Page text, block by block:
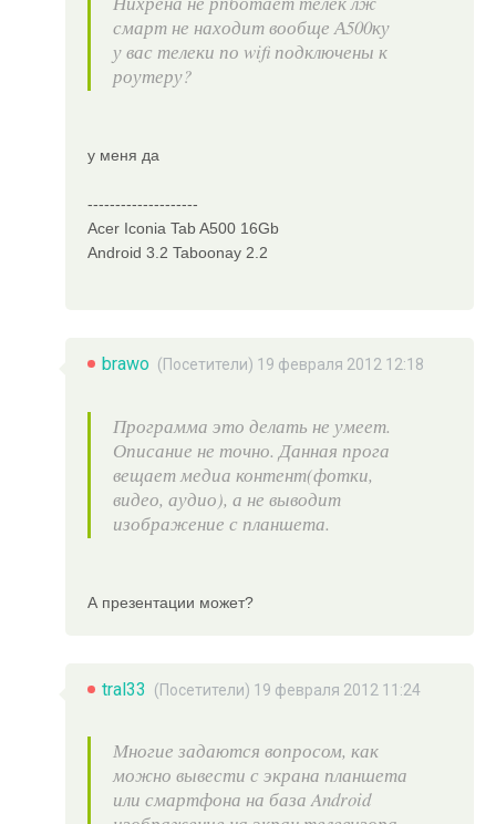
смарт не находит вообще А500ку
у вас телеки по wifi подключены к
роутеру?
у меня да
--------------------
Acer Iconia Tab A500 16Gb
Android 3.2 Taboonay 2.2
brawo (Посетители) 19 февраля 2012 12:18
Программа это делать не умеет.
Описание не точно. Данная прога
вещает медиа контент(фотки,
видео, аудио), а не выводит
изображение с планшета.
А презентации может?
tral33 (Посетители) 19 февраля 2012 11:24
Многие задаются вопросом, как
можно вывести с экрана планшета
или смартфона на база Android